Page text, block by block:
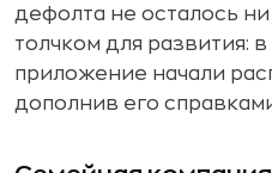
дефолта не осталось
толчком для развития:
приложение начали
дополнив его